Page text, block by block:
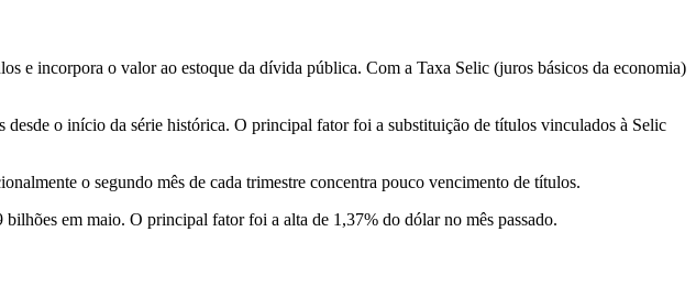
e incorpora o valor ao estoque da dívida pública. Com a Taxa Selic (juros básicos da economia)
o início da série histórica. O principal fator foi a substituição de títulos vinculados à Selic
o segundo mês de cada trimestre concentra pouco vencimento de títulos.
em maio. O principal fator foi a alta de 1,37% do dólar no mês passado.